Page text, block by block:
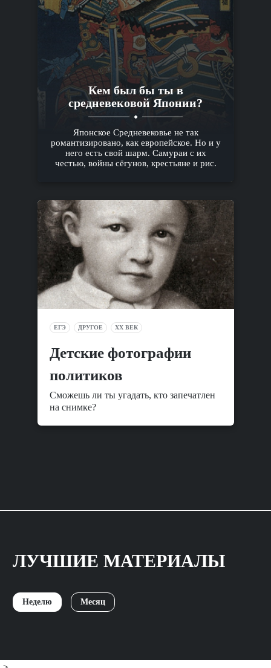
Кем был бы ты в
средневековой Японии?
Японское Средневековье не так
романтизировано, как европейское. Но и у
него есть свой шарм. Самураи с их
честью, войны сёгунов, крестьяне и рис.
ЕГЭ ДРУГОЕ XX ВЕК
Детские фотографии
политиков
Сможешь ли ты угадать, кто запечатлен
на снимке?
ЛУЧШИЕ МАТЕРИАЛЫ
Неделю Месяц